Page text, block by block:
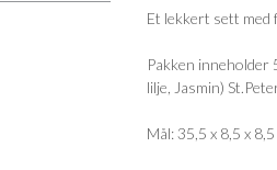
Et lekkert sett med
Pakken inneholder
lilje, Jasmin)
Mål: 35,5 x 8,5 x 8,5